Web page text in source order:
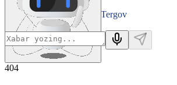
Tergov
Departamenti
404